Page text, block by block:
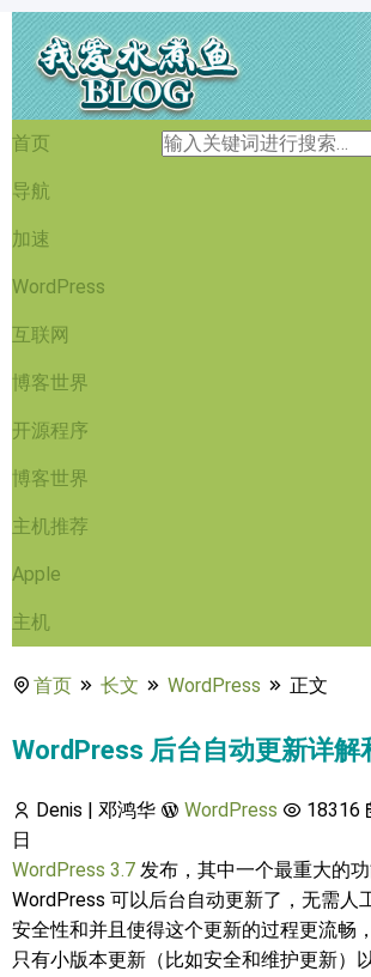
首页
导航
加速
WordPress
互联网
博客世界
开源程序
博客世界
主机推荐
Apple
主机
首页 长文 WordPress 正文
WordPress 后台自动更新详解
Denis | 邓鸿华 WordPress 18316
日
WordPress 3.7 发布，其中一个最重大的
WordPress 可以后台自动更新了，无需人
安全性和并且使得这个更新的过程更流畅
只有小版本更新（比如安全和维护更新）